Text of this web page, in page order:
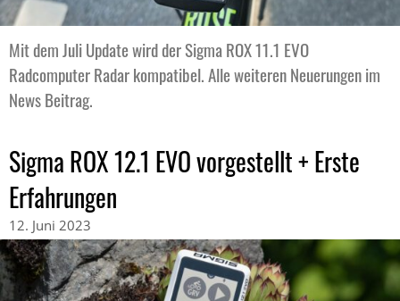
Mit dem Juli Update wird der Sigma ROX 11.1 EVO
Radcomputer Radar kompatibel. Alle weiteren Neuerungen im
News Beitrag.
Sigma ROX 12.1 EVO vorgestellt + Erste
Erfahrungen
12. Juni 2023